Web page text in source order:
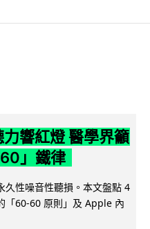
響紅燈 醫學界籲
」鐵律
久性噪音性聽損。本文盤點 4
「60-60 原則」及 Apple 內